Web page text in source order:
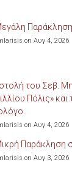
Παράκληση
on Αυγ 4, 2026
του Σεβ.
Πόλις»
on Αυγ 4, 2026
Παράκληση
on Αυγ 3, 2026